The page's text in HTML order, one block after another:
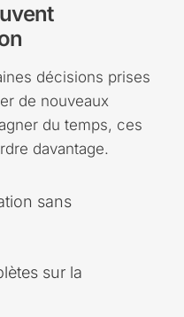
décisions prises
de nouveaux
du temps, ces
davantage.
sans
sur la